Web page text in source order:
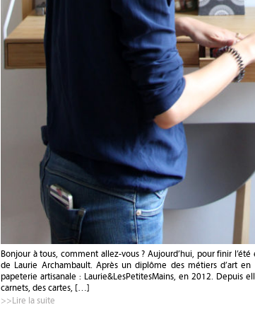
Bonjour à tous, comment allez-vous ? Aujourd’hui, pour finir
de Laurie Archambault. Après un diplôme des métiers d’art
papeterie artisanale : Laurie&LesPetitesMains, en 2012. Depuis
carnets, des cartes, […]
>>Lire la suite